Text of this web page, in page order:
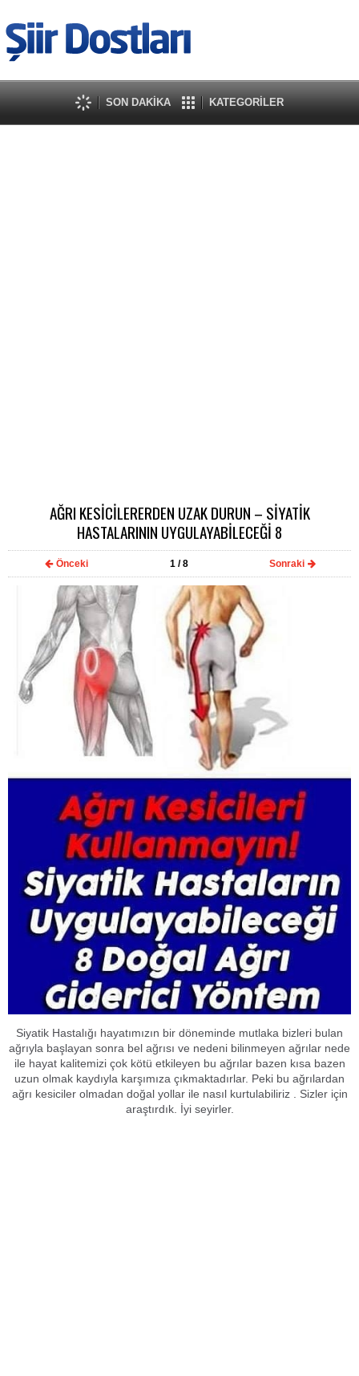
SON DAKİKA KATEGORİLER
AĞRI KESİCİLERERDEN UZAK DURUN – SİYATİK
HASTALARININ UYGULAYABİLECEĞİ 8
Önceki 1 / 8 Sonraki
Siyatik Hastalığı hayatımızın bir döneminde mutlaka bizleri bulan
ağrıyla başlayan sonra bel ağrısı ve nedeni bilinmeyen ağrılar nede
ile hayat kalitemizi çok kötü etkileyen bu ağrılar bazen kısa bazen
uzun olmak kaydıyla karşımıza çıkmaktadırlar. Peki bu ağrılardan
ağrı kesiciler olmadan doğal yollar ile nasıl kurtulabiliriz . Sizler için
araştırdık. İyi seyirler.